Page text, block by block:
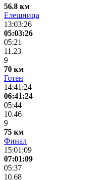
56.8 км
Елешница
13:03:26
05:03:26
05:21
11.23
9
70 км
Готен
14:41:24
06:41:24
05:44
10.46
9
75 км
Финал
15:01:09
07:01:09
05:37
10.68